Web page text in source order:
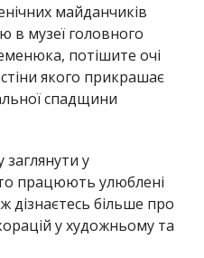
майданчиків
в музеї головного
потішите очі
якого прикрашає
спадщини
у
працюють улюблені
дізнаєтесь більше про
у художньому та